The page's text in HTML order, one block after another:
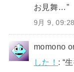
お見舞…”
9月 9, 09:28
momono
した！ : “